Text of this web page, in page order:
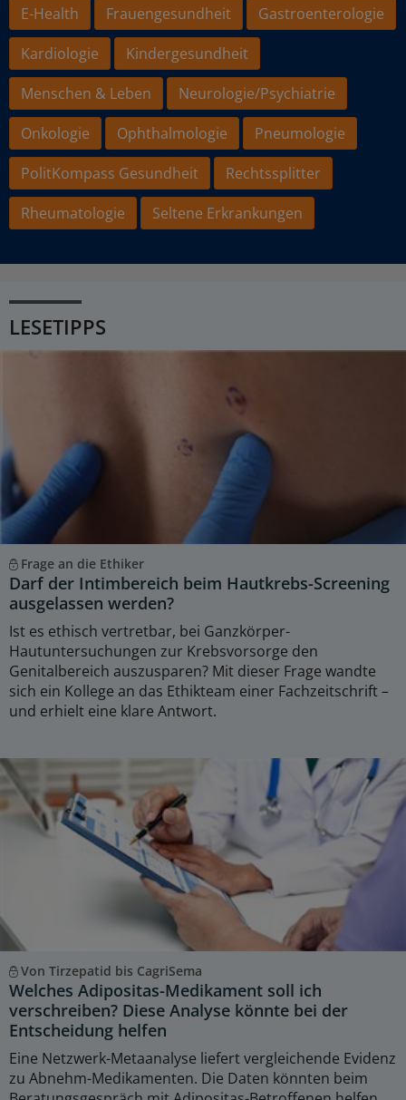
E-Health
Frauengesundheit
Gastroenterologie
Kardiologie
Kindergesundheit
Menschen & Leben
Neurologie/Psychiatrie
Onkologie
Ophthalmologie
Pneumologie
PolitKompass Gesundheit
Rechtssplitter
Rheumatologie
Seltene Erkrankungen
LESETIPPS
Frage an die Ethiker
Darf der Intimbereich beim Hautkrebs-Screening
ausgelassen werden?
Ist es ethisch vertretbar, bei Ganzkörper-
Hautuntersuchungen zur Krebsvorsorge den
Genitalbereich auszusparen? Mit dieser Frage wandte
sich ein Kollege an das Ethikteam einer Fachzeitschrift –
und erhielt eine klare Antwort.
Von Tirzepatid bis CagriSema
Welches Adipositas-Medikament soll ich
verschreiben? Diese Analyse könnte bei der
Entscheidung helfen
Eine Netzwerk-Metaanalyse liefert vergleichende Evidenz
zu Abnehm-Medikamenten. Die Daten könnten beim